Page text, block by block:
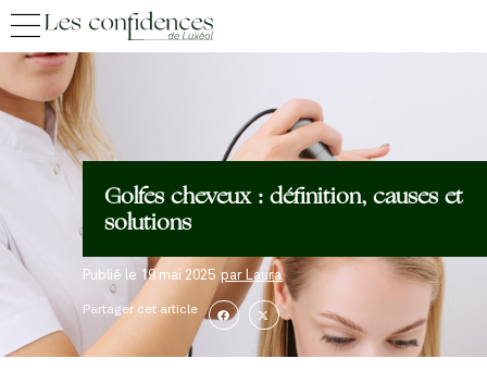
Golfes cheveux : définition, causes et
solutions
Publié le 19 mai 2025 par Laura
Partager cet article